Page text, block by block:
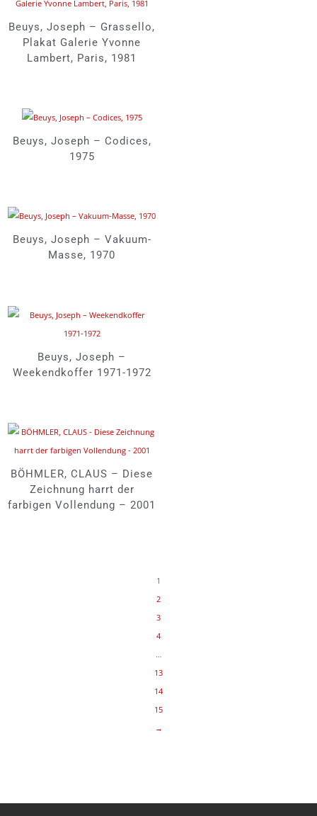
Beuys, Joseph – Grassello,
Plakat Galerie Yvonne
Lambert, Paris, 1981
Beuys, Joseph – Codices,
1975
Beuys, Joseph – Vakuum-
Masse, 1970
Beuys, Joseph –
Weekendkoffer 1971-1972
BÖHMLER, CLAUS – Diese
Zeichnung harrt der
farbigen Vollendung – 2001
1
2
3
4
…
13
14
15
→